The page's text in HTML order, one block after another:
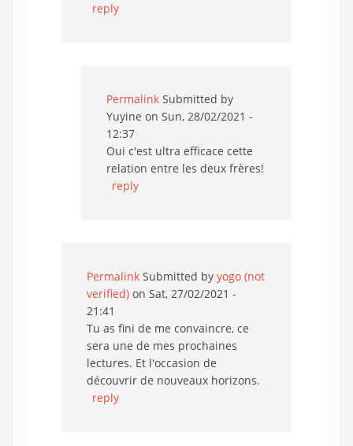
reply
Permalink Submitted by
Yuyine on Sun, 28/02/2021 -
12:37
Oui c'est ultra efficace cette
relation entre les deux frères!
reply
Permalink Submitted by yogo (not
verified) on Sat, 27/02/2021 -
21:41
Tu as fini de me convaincre, ce
sera une de mes prochaines
lectures. Et l'occasion de
découvrir de nouveaux horizons.
reply